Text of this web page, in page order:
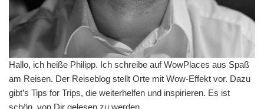
Hallo, ich heiße Philipp. Ich schreibe auf WowPlaces aus Spaß
am Reisen. Der Reiseblog stellt Orte mit Wow-Effekt vor. Dazu
gibt’s Tips for Trips, die weiterhelfen und inspirieren. Es ist
schön, von Dir gelesen zu werden.